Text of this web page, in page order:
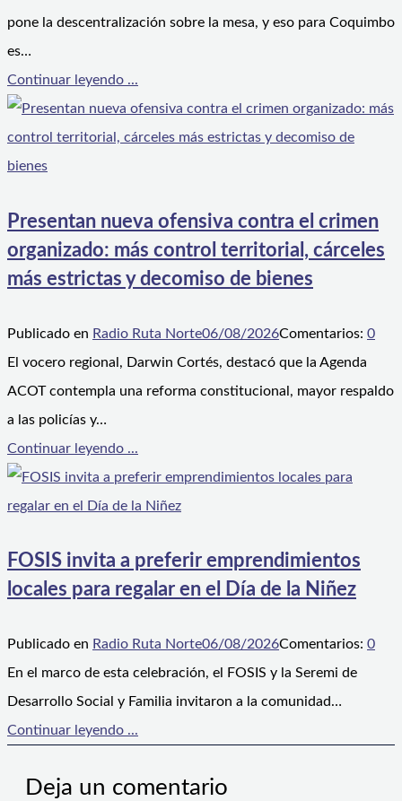
pone la descentralización sobre la mesa, y eso para Coquimbo
es…
Continuar leyendo ...
Presentan nueva ofensiva contra el crimen
organizado: más control territorial, cárceles
más estrictas y decomiso de bienes
Publicado en Radio Ruta Norte06/08/2026Comentarios: 0
El vocero regional, Darwin Cortés, destacó que la Agenda
ACOT contempla una reforma constitucional, mayor respaldo
a las policías y…
Continuar leyendo ...
FOSIS invita a preferir emprendimientos
locales para regalar en el Día de la Niñez
Publicado en Radio Ruta Norte06/08/2026Comentarios: 0
En el marco de esta celebración, el FOSIS y la Seremi de
Desarrollo Social y Familia invitaron a la comunidad…
Continuar leyendo ...
Deja un comentario